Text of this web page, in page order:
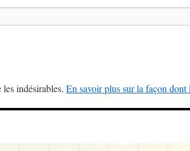
indésirables. En savoir plus sur la façon dont